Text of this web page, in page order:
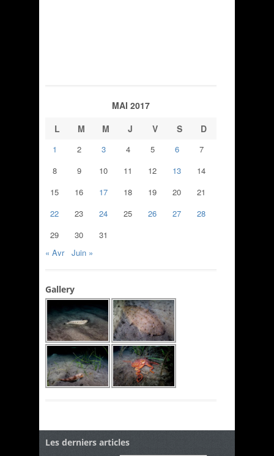
MAI 2017
L
M M J V S D
1 2 3 4 5 6
7
8
9 10 11 12 13
14
15
16 17 18 19 20
21
22
23 24 25 26 27
28
29
30
31
« Avr
Juin »
Gallery
Les derniers articles